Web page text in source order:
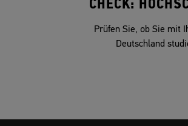
CHECK:
Prüfen Sie, ob Sie mit
Deutschland